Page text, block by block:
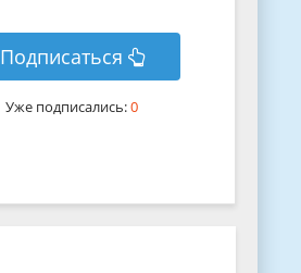
Подписаться
Уже подписались:0